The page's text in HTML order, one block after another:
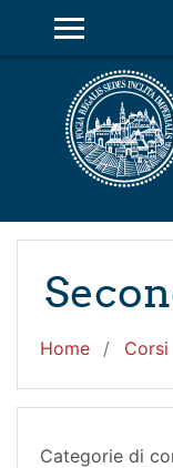
PANNELLO
Home Corsi
Categorie di